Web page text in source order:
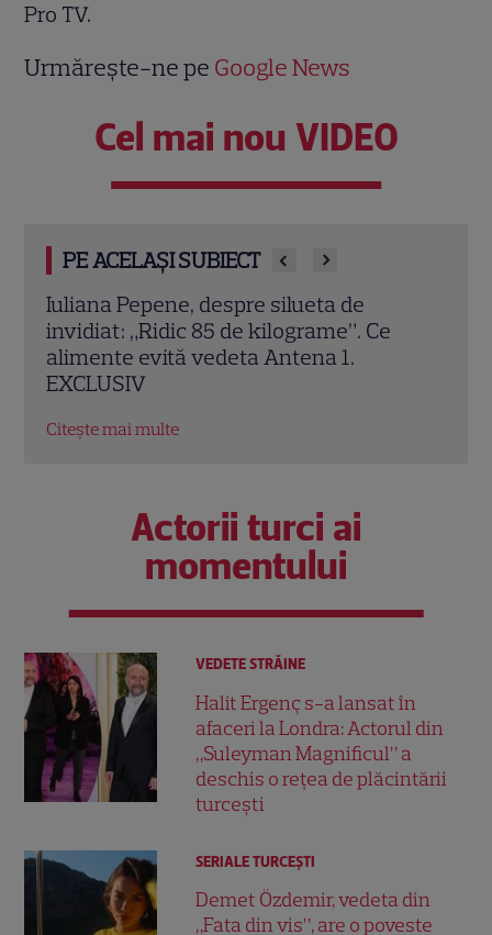
Pro TV.
Urmărește-ne pe Google News
Cel mai nou VIDEO
PE ACELAȘI SUBIECT
Vedetele de la Hollywood care nu s-au
căsătorit niciodată. De ce Leonardo
DiCaprio și Charlize Theron au evitat
altarul
Citește mai multe
Actorii turci ai
momentului
VEDETE STRĂINE
Halit Ergenç s-a lansat în
afaceri la Londra: Actorul din
„Suleyman Magnificul” a
deschis o rețea de plăcintării
turcești
SERIALE TURCEŞTI
Demet Özdemir, vedeta din
„Fata din vis”, are o poveste